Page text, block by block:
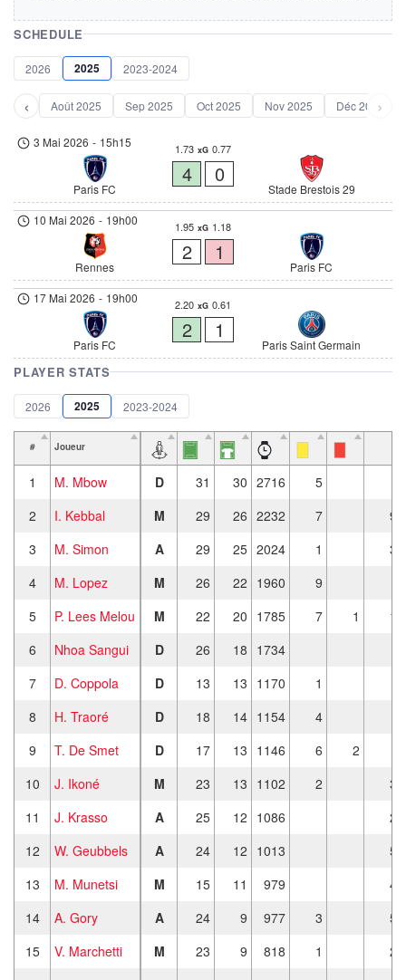
SCHEDULE
2026 2025 2023-2024
‹ Août 2025 Sep 2025 Oct 2025 Nov 2025 Déc 2025›
3 Mai 2026 - 15h15
Paris FC
1.73 xG 0.77
4 0
Stade Brestois 29
10 Mai 2026 - 19h00
Rennes
1.95 xG 1.18
2 1
Paris FC
17 Mai 2026 - 19h00
Paris FC
2.20 xG 0.61
2 1
Paris Saint Germain
PLAYER STATS
2026 2025 2023-2024
# Joueur
1 M. Mbow D 31 30 2716
5
2
I. Kebbal M 29 26 2232 7
9
3
M. Simon A 29 25 2024 1
3
4
M. Lopez M 26 22 1960
9
5
P. Lees Melou M 22 20 1785 7 1
1
6
Nhoa Sangui D 26 18 1734
7
D. Coppola D 13 13 1170
1
8
H. Traoré D 18 14 1154
4
9
T. De Smet D 17 13 1146 6
2
10
J. Ikoné M 23 13 1102 2
3
11
J. Krasso A 25 12 1086
2
12
W. Geubbels A 24 12 1013
5
13
M. Munetsi M 15 11 979
4
14
A. Gory A 24 9 977 3
5
15
V. Marchetti M 23 9 818 1
2